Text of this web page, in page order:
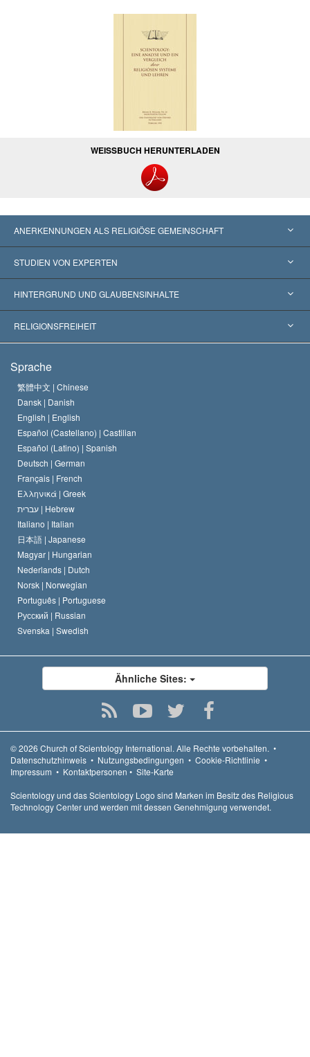
WEISSBUCH HERUNTERLADEN
ANERKENNUNGEN ALS RELIGIÖSE GEMEINSCHAFT
Vereinigte Staaten von Amerika
Weltweite Anerkennungen
Wegweisende Entscheidungen
STUDIEN VON EXPERTEN
Gutachten nach Kategorie
Die weltweit führenden Experten
HINTERGRUND UND GLAUBENSINHALTE
L. Ron Hubbard
Das Glaubensbekenntnis der Scientology Kirche
Der Kodex eines Scientologen
David Miscavige
RELIGIONSFREIHEIT
Internationale Menschenrechtsnormen
Eine öffentliche Erklärung über Religion
Sprache
繁體中文 | Chinese
Dansk | Danish
English | English
Español (Castellano) | Castilian
Español (Latino) | Spanish
Deutsch | German
Français | French
Ελληνικά | Greek
עברית | Hebrew
Italiano | Italian
日本語 | Japanese
Magyar | Hungarian
Nederlands | Dutch
Norsk | Norwegian
Português | Portuguese
Русский | Russian
Svenska | Swedish
Ähnliche Sites:
© 2026 Church of Scientology International. Alle Rechte vorbehalten. •
Datenschutzhinweis • Nutzungsbedingungen • Cookie-Richtlinie •
Impressum • Kontaktpersonen • Site-Karte
Scientology und das Scientology Logo sind Marken im Besitz des Religious
Technology Center und werden mit dessen Genehmigung verwendet.